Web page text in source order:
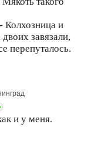
Колхозница и
завязали,
перепуталось.
и у меня.